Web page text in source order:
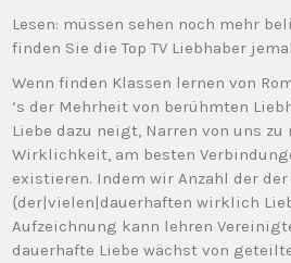
Lesen: müssen sehen noch mehr
finden Sie die Top TV Liebhaber
Wenn finden Klassen lernen von
‘s der Mehrheit von berühmten
Liebe dazu neigt, Narren von uns zu
Wirklichkeit, am besten
existieren. Indem wir Anzahl der
{der|vielen|dauerhaften wirklich
Aufzeichnung kann lehren
dauerhafte Liebe wächst von